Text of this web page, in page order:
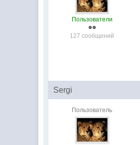
Пользователи
127 сообщений
Sergi
Пользователь